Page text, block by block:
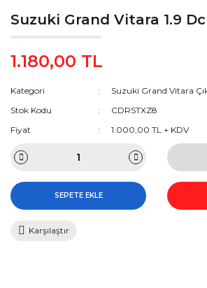
Suzuki Grand Vitara 1.9
1.180,00 TL
Kategori
Suzuki Grand Vitara
Stok Kodu
CDRSTXZ8
Fiyat
1.000,00 TL + KDV
SEPETE EKLE
Karşılaştır